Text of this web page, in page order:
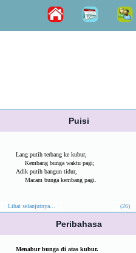
Puisi
Lang putih terbang ke kubur,
Kembang bunga waktu pagi;
Adik putih bangun tidur,
Macam bunga kembang pagi.
Lihat selanjutnya... (26)
Peribahasa
Menabur bunga di atas kubur.